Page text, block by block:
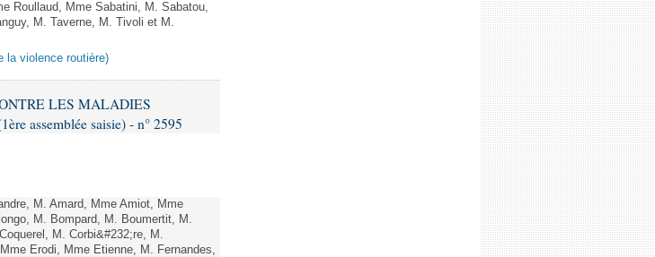
Roullaud, Mme Sabatini, M. Sabatou,
M. Taverne, M. Tivoli et M.
la violence routière)
LES MALADIES
assemblée saisie) - n° 2595
M. Amard, Mme Amiot, Mme
M. Bompard, M. Boumertit, M.
M. Corbi&#232;re, M.
Erodi, Mme Etienne, M. Fernandes,